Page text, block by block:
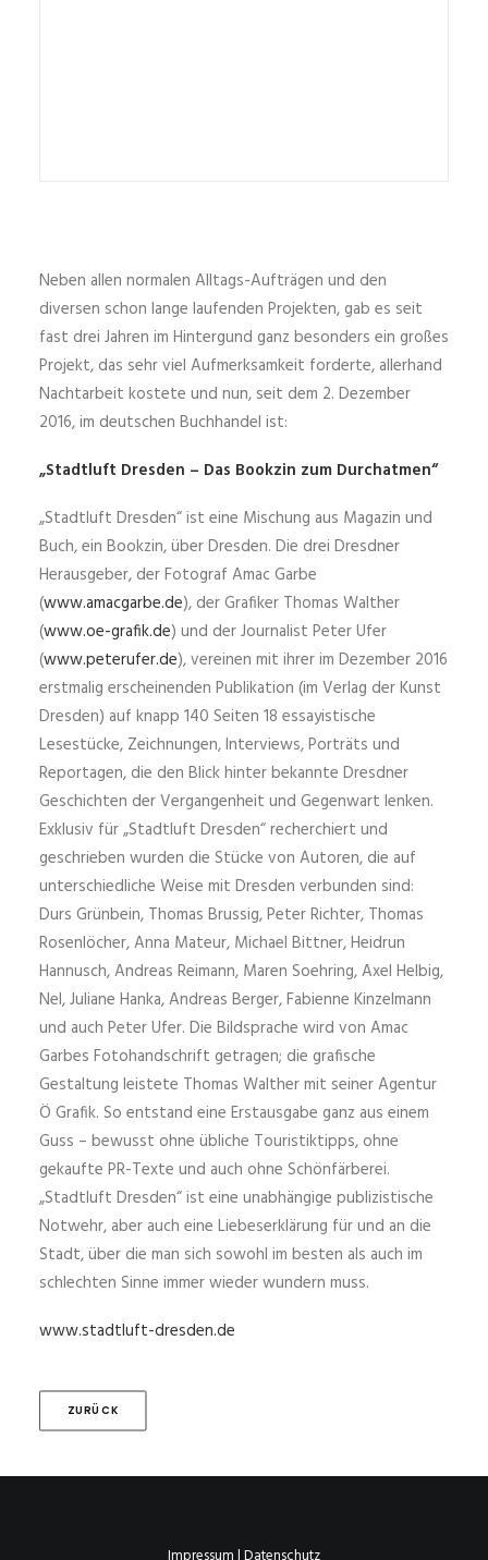
Neben allen normalen Alltags-Aufträgen und den
diversen schon lange laufenden Projekten, gab es seit
fast drei Jahren im Hintergund ganz besonders ein großes
Projekt, das sehr viel Aufmerksamkeit forderte, allerhand
Nachtarbeit kostete und nun, seit dem 2. Dezember
2016, im deutschen Buchhandel ist:
„Stadtluft Dresden – Das Bookzin zum Durchatmen“
„Stadtluft Dresden“ ist eine Mischung aus Magazin und
Buch, ein Bookzin, über Dresden. Die drei Dresdner
Herausgeber, der Fotograf Amac Garbe
(www.amacgarbe.de), der Grafiker Thomas Walther
(www.oe-grafik.de) und der Journalist Peter Ufer
(www.peterufer.de), vereinen mit ihrer im Dezember 2016
erstmalig erscheinenden Publikation (im Verlag der Kunst
Dresden) auf knapp 140 Seiten 18 essayistische
Lesestücke, Zeichnungen, Interviews, Porträts und
Reportagen, die den Blick hinter bekannte Dresdner
Geschichten der Vergangenheit und Gegenwart lenken.
Exklusiv für „Stadtluft Dresden“ recherchiert und
geschrieben wurden die Stücke von Autoren, die auf
unterschiedliche Weise mit Dresden verbunden sind:
Durs Grünbein, Thomas Brussig, Peter Richter, Thomas
Rosenlöcher, Anna Mateur, Michael Bittner, Heidrun
Hannusch, Andreas Reimann, Maren Soehring, Axel Helbig,
Nel, Juliane Hanka, Andreas Berger, Fabienne Kinzelmann
und auch Peter Ufer. Die Bildsprache wird von Amac
Garbes Fotohandschrift getragen; die grafische
Gestaltung leistete Thomas Walther mit seiner Agentur
Ö Grafik. So entstand eine Erstausgabe ganz aus einem
Guss – bewusst ohne übliche Touristiktipps, ohne
gekaufte PR-Texte und auch ohne Schönfärberei.
„Stadtluft Dresden“ ist eine unabhängige publizistische
Notwehr, aber auch eine Liebeserklärung für und an die
Stadt, über die man sich sowohl im besten als auch im
schlechten Sinne immer wieder wundern muss.
www.stadtluft-dresden.de
ZURÜCK